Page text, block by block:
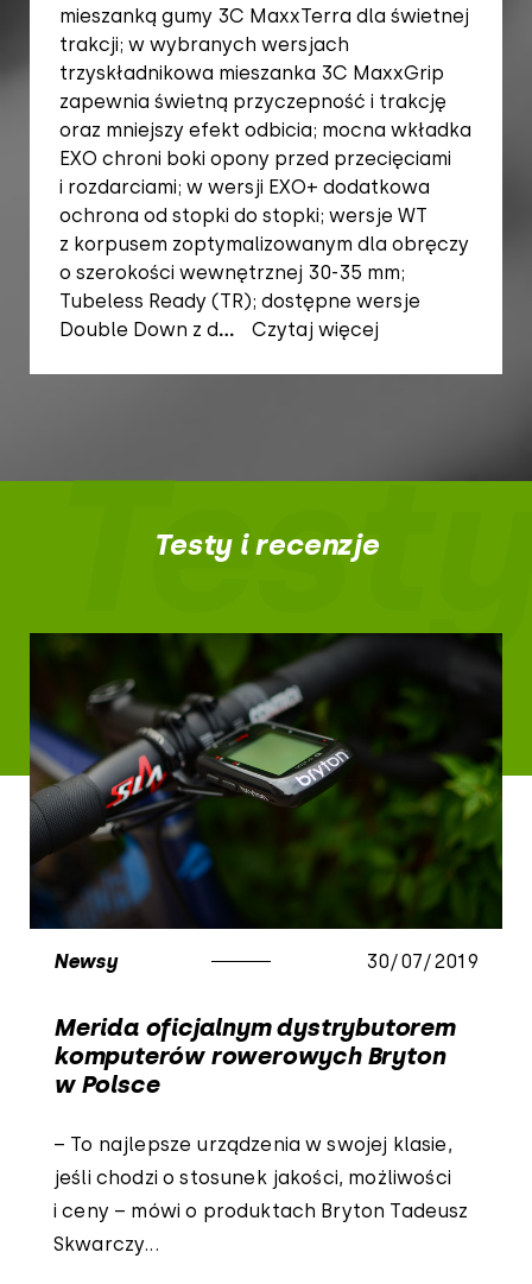
mieszanką gumy 3C MaxxTerra dla świetnej
trakcji; w wybranych wersjach
trzyskładnikowa mieszanka 3C MaxxGrip
zapewnia świetną przyczepność i trakcję
oraz mniejszy efekt odbicia; mocna wkładka
EXO chroni boki opony przed przecięciami
i rozdarciami; w wersji EXO+ dodatkowa
ochrona od stopki do stopki; wersje WT
z korpusem zoptymalizowanym dla obręczy
o szerokości wewnętrznej 30-35 mm;
Tubeless Ready (TR); dostępne wersje
Double Down z d... Czytaj więcej
Testy
Testy i recenzje
Newsy 30/07/2019
Merida oficjalnym dystrybutorem
komputerów rowerowych Bryton
w Polsce
– To najlepsze urządzenia w swojej klasie,
jeśli chodzi o stosunek jakości, możliwości
i ceny – mówi o produktach Bryton Tadeusz
Skwarczy...